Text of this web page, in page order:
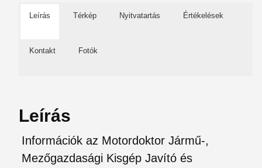
Leírás Térkép Nyitvatartás Értékelések
Kontakt Fotók
Leírás
Információk az Motordoktor Jármű-,
Mezőgazdasági Kisgép Javító és